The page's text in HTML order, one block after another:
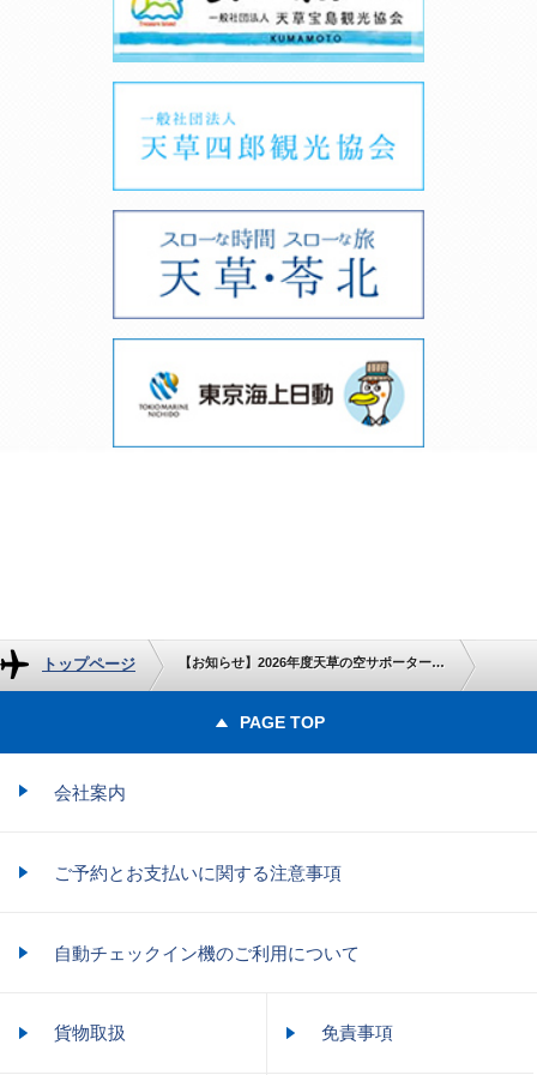
トップページ 【お知らせ】2026年度天草の空サポータークラブ特別運賃のご案内
PAGE TOP
会社案内
ご予約とお支払いに関する注意事項
自動チェックイン機のご利用について
貨物取扱 免責事項